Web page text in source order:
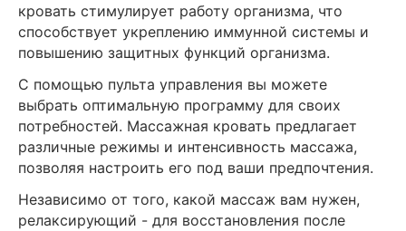
кровать стимулирует работу организма, что
способствует укреплению иммунной системы и
повышению защитных функций организма.
С помощью пульта управления вы можете
выбрать оптимальную программу для своих
потребностей. Массажная кровать предлагает
различные режимы и интенсивность массажа,
позволяя настроить его под ваши предпочтения.
Независимо от того, какой массаж вам нужен,
релаксирующий - для восстановления после